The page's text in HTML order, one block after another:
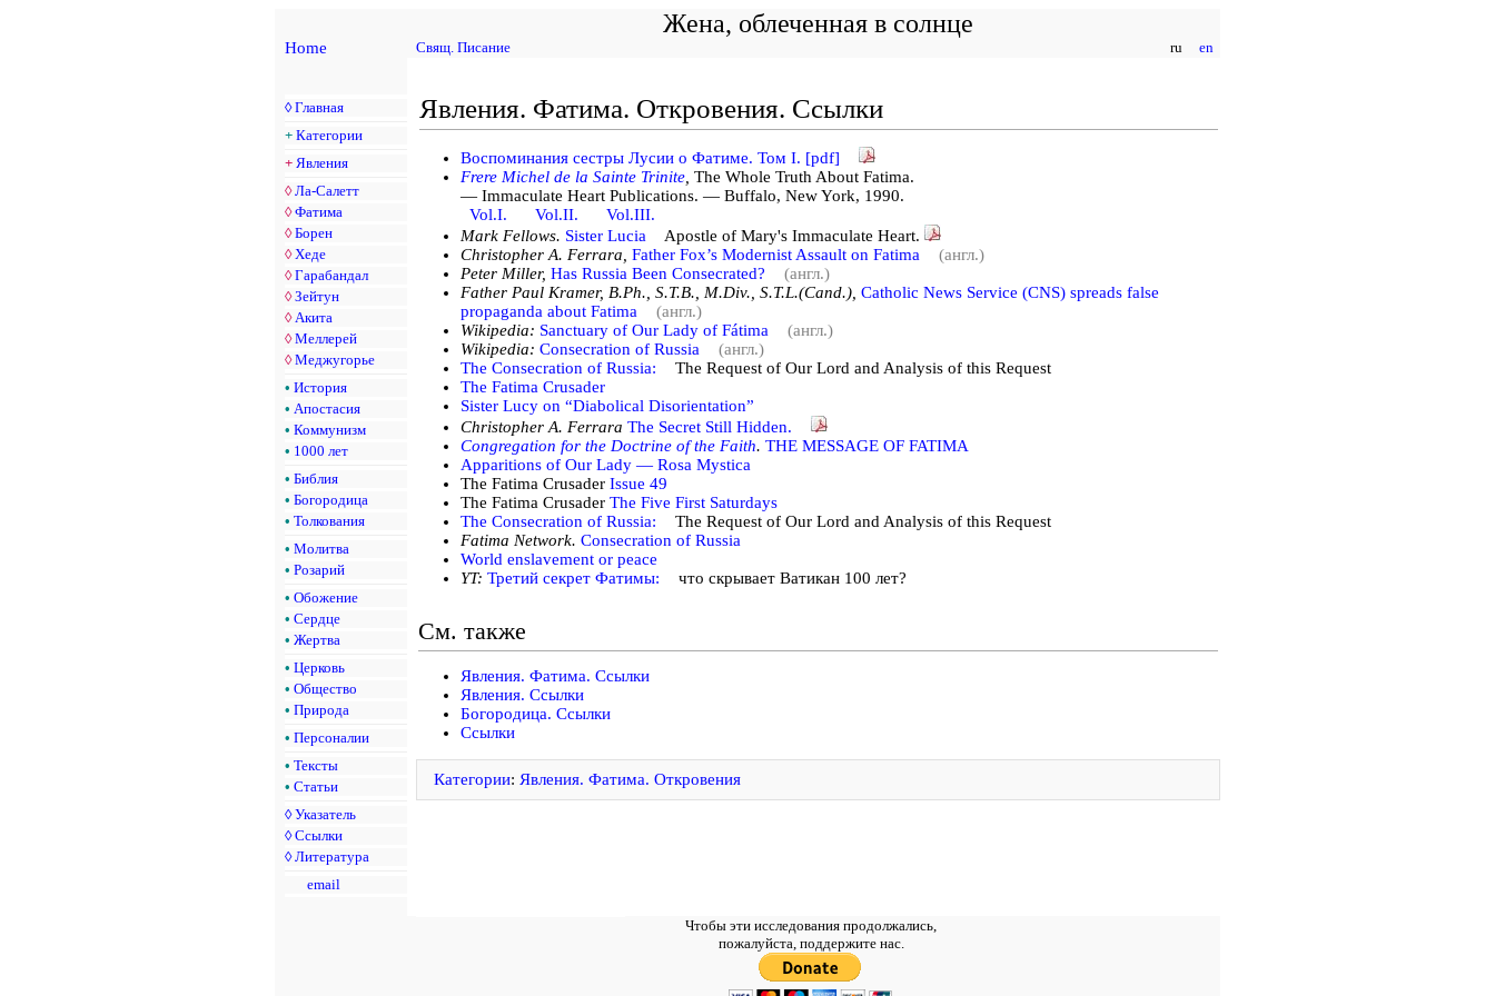
Жена, облеченная в солнце
Home Свящ. Писание ru en
◊ Главная
+ Категории
+ Явления
◊ Ла-Салетт
◊ Фатима
◊ Борен
◊ Хеде
◊ Гарабандал
◊ Зейтун
◊ Акита
◊ Меллерей
◊ Меджугорье
• История
• Апостасия
• Коммунизм
• 1000 лет
• Библия
• Богородица
• Толкования
• Молитва
• Розарий
• Обожение
• Сердце
• Жертва
• Церковь
• Общество
• Природа
• Персоналии
• Тексты
• Статьи
◊ Указатель
◊ Ссылки
◊ Литература
email
Явления. Фатима. Откровения. Ссылки
Воспоминания сестры Лусии о Фатиме. Том I. [pdf]
Frere Michel de la Sainte Trinite The Whole Truth About Fatima.
— Immaculate Heart Publications. — Buffalo, New York, 1990.
Vol.I.
Vol.II.
Vol.III.
Mark Fellows. Sister Lucia
Apostle of Mary's Immaculate Heart.
Christopher A. Ferrara, Father Fox’s Modernist Assault on Fatima
(англ.)
Peter Miller, Has Russia Been Consecrated?
(англ.)
Father Paul Kramer, B.Ph., S.T.B., M.Div., S.T.L.(Cand.), Catholic News Service (CNS) spreads false
propaganda about Fatima
(англ.)
Wikipedia: Sanctuary of Our Lady of Fátima
(англ.)
Wikipedia: Consecration of Russia
(англ.)
The Consecration of Russia:
The Request of Our Lord and Analysis of this Request
The Fatima Crusader
Sister Lucy on “Diabolical Disorientation”
Christopher A. Ferrara The Secret Still Hidden.
Congregation for the Doctrine of the Faith. THE MESSAGE OF FATIMA
Apparitions of Our Lady — Rosa Mystica
The Fatima Crusader Issue 49
The Fatima Crusader The Five First Saturdays
The Consecration of Russia:
The Request of Our Lord and Analysis of this Request
Fatima Network. Consecration of Russia
World enslavement or peace
YT: Третий секрет Фатимы: что скрывает Ватикан 100 лет?
См. также
Явления. Фатима. Ссылки
Явления. Ссылки
Богородица. Ссылки
Ссылки
Категории: Явления. Фатима. Откровения
Чтобы эти исследования продолжались,
пожалуйста, поддержите нас.